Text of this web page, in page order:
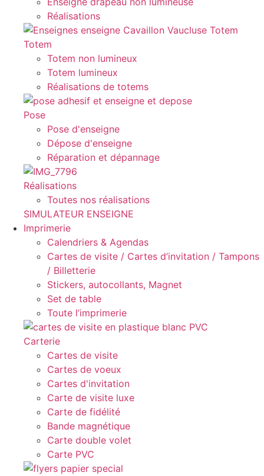
Réalisations
Totem
Totem non lumineux
Totem lumineux
Réalisations de totems
Pose
Pose d'enseigne
Dépose d'enseigne
Réparation et dépannage
Réalisations
Toutes nos réalisations
SIMULATEUR ENSEIGNE
Imprimerie
Calendriers & Agendas
Cartes de visite / Cartes d’invitation / Tampons
/ Billetterie
Stickers, autocollants, Magnet
Set de table
Toute l’imprimerie
Carterie
Cartes de visite
Cartes de voeux
Cartes d'invitation
Carte de visite luxe
Carte de fidélité
Bande magnétique
Carte double volet
Carte PVC